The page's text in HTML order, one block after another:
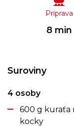
Príprava
8 min
Suroviny
4 osoby
600 g kuraťa
kocky